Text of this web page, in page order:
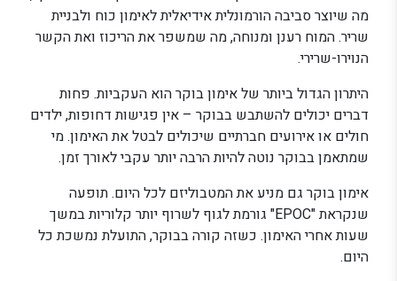
מה שיוצר סביבה הורמונלית אידיאלית לאימון כוח ולבניית
שריר. המוח רענן ומנוחה, מה שמשפר את הריכוז ואת הקשר
הנוירו-שרירי.
היתרון הגדול ביותר של אימון בוקר הוא העקביות. פחות
דברים יכולים להשתבש בבוקר – אין פגישות דחופות, ילדים
חולים או אירועים חברתיים שיכולים לבטל את האימון. מי
שמתאמן בבוקר נוטה להיות הרבה יותר עקבי לאורך זמן.
אימון בוקר גם מניע את המטבוליזם לכל היום. תופעה
שנקראת "EPOC" גורמת לגוף לשרוף יותר קלוריות במשך
שעות אחרי האימון. כשזה קורה בבוקר, התועלת נמשכת כל
היום.